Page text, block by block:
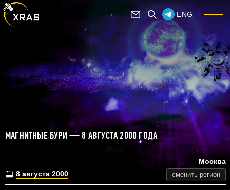
ENG
МАГНИТНЫЕ БУРИ — 8 АВГУСТА 2000 ГОДА
8 августа 2000
Москва
сменить регион